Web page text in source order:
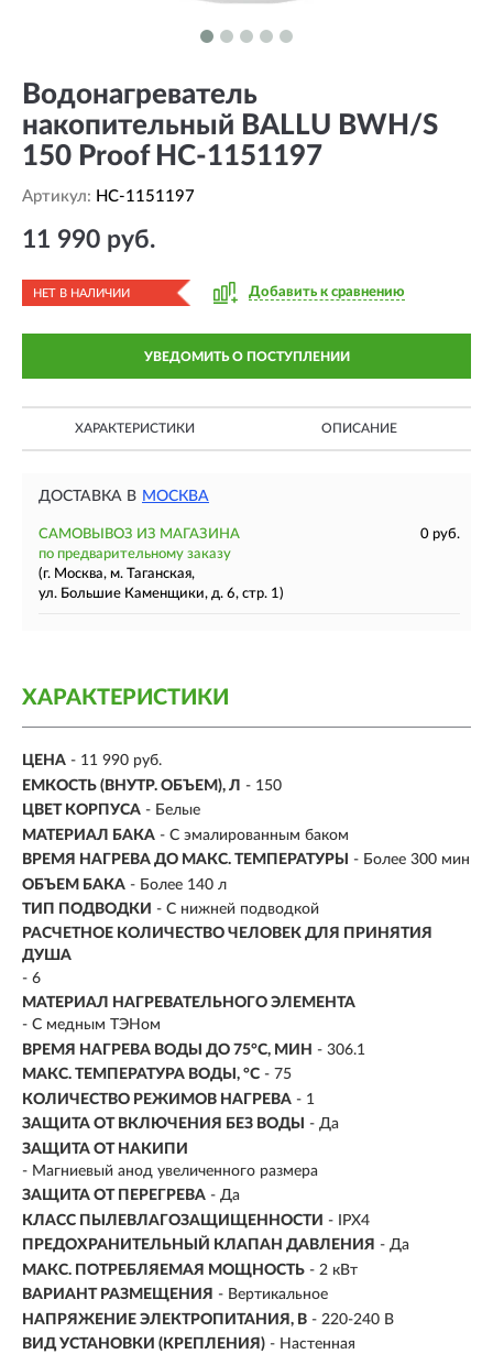
Водонагреватель
накопительный BALLU BWH/S
150 Proof HC-1151197
Артикул: HC-1151197
11 990 руб.
НЕТ В НАЛИЧИИ Добавить к сравнению
УВЕДОМИТЬ О ПОСТУПЛЕНИИ
ХАРАКТЕРИСТИКИ ОПИСАНИЕ
ДОСТАВКА В МОСКВА
САМОВЫВОЗ ИЗ МАГАЗИНА
0 руб.
по предварительному заказу
(г. Москва, м. Таганская,
ул. Большие Каменщики, д. 6, стр. 1)
ХАРАКТЕРИСТИКИ
ЦЕНА - 11 990 руб.
ЕМКОСТЬ (ВНУТР. ОБЪЕМ), Л - 150
ЦВЕТ КОРПУСА - Белые
МАТЕРИАЛ БАКА - С эмалированным баком
ВРЕМЯ НАГРЕВА ДО МАКС. ТЕМПЕРАТУРЫ
- Более 300 мин
ОБЪЕМ БАКА - Более 140 л
ТИП ПОДВОДКИ - С нижней подводкой
РАСЧЕТНОЕ КОЛИЧЕСТВО ЧЕЛОВЕК ДЛЯ ПРИНЯТИЯ
ДУША
- 6
МАТЕРИАЛ НАГРЕВАТЕЛЬНОГО ЭЛЕМЕНТА
- С медным ТЭНом
ВРЕМЯ НАГРЕВА ВОДЫ ДО 75°С, МИН - 306.1
МАКС. ТЕМПЕРАТУРА ВОДЫ, °С - 75
КОЛИЧЕСТВО РЕЖИМОВ НАГРЕВА - 1
ЗАЩИТА ОТ ВКЛЮЧЕНИЯ БЕЗ ВОДЫ
- Да
ЗАЩИТА ОТ НАКИПИ
- Магниевый анод увеличенного размера
ЗАЩИТА ОТ ПЕРЕГРЕВА - Да
КЛАСС ПЫЛЕВЛАГОЗАЩИЩЕННОСТИ - IPX4
ПРЕДОХРАНИТЕЛЬНЫЙ КЛАПАН ДАВЛЕНИЯ - Да
МАКС. ПОТРЕБЛЯЕМАЯ МОЩНОСТЬ - 2 кВт
ВАРИАНТ РАЗМЕЩЕНИЯ - Вертикальное
НАПРЯЖЕНИЕ ЭЛЕКТРОПИТАНИЯ, В - 220-240 В
ВИД УСТАНОВКИ (КРЕПЛЕНИЯ) - Настенная